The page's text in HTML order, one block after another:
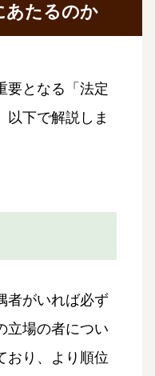
あたるのか
要となる「法定
以下で解説しま
者がいれば必ず
立場の者につい
おり、より順位